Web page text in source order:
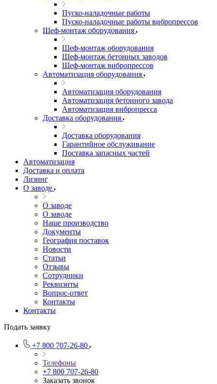
Пуско-наладочные работы
Пуско-наладочные работы вибропрессов
Шеф-монтаж оборудования
Шеф-монтаж оборудования
Шеф-монтаж бетонных заводов
Шеф-монтаж вибропрессов
Автоматизация оборудования
Автоматизация оборудования
Автоматизация бетонного завода
Автоматизация вибропресса
Доставка оборудования
Доставка оборудования
Гарантийное обслуживание
Поставка запасных частей
Автоматизация
Доставка и оплата
Лизинг
О заводе
О заводе
О заводе
Наше производство
Документы
География поставок
Новости
Статьи
Отзывы
Сотрудники
Реквизиты
Вопрос-ответ
Контакты
Контакты
Подать заявку
+7 800 707-26-80
Телефоны
+7 800 707-26-80
Заказать звонок